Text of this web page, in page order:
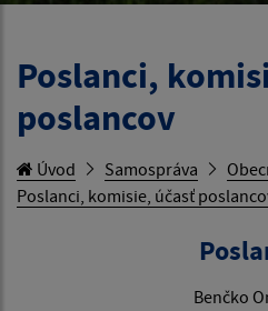
Poslanci,
poslancov
Úvod Samospráva
Poslanci, komisie, účasť
Benčko